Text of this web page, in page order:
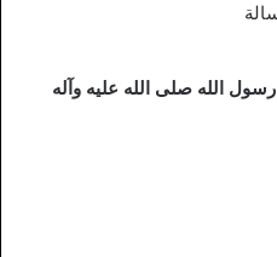
الله صلى الله عليه وآله